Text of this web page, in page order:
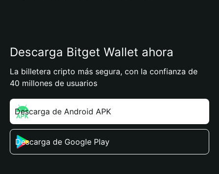
Descarga Bitget Wallet ahora
La billetera cripto más segura, con la confianza de
40 millones de usuarios
Descarga de Android APK
Descarga de Google Play